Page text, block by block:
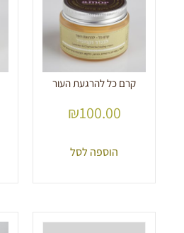
קרם כל להרגעת העור
₪100.00
הוספה לסל